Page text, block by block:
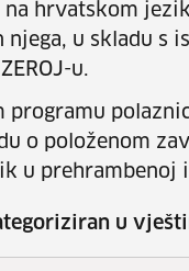
hrvatskom
u skladu s
u.
programu
o položenom
u prehrambenoj
u